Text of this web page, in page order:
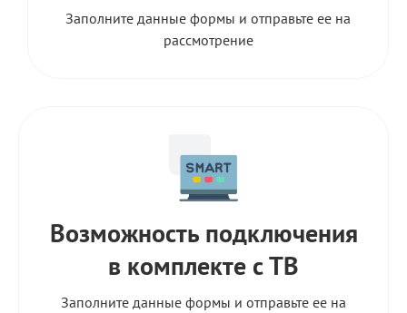
Заполните данные формы и отправьте ее на
рассмотрение
Возможность подключения
в комплекте с ТВ
Заполните данные формы и отправьте ее на